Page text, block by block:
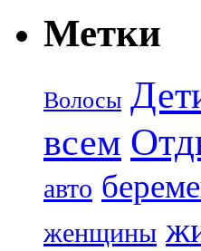
Метки
Волосы
всем
авто
женщины